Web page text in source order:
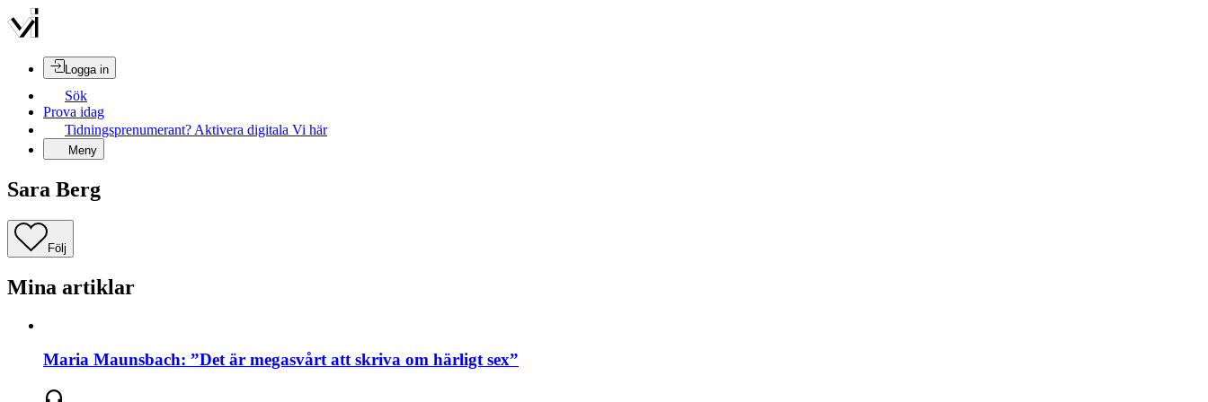
Logga in
Sök
Prova idag
Tidningsprenumerant? Aktivera digitala Vi här
Meny
Sara Berg
Följ
Mina artiklar
Maria Maunsbach: ”Det är megasvårt att skriva om härligt sex”